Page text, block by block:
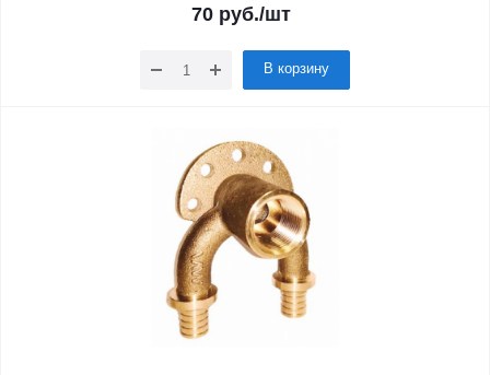
70 руб./шт
В корзину